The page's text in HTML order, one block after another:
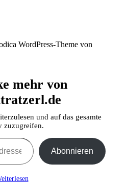
WordPress-Theme von
mehr von
und auf das gesamte
zuzugreifen.
Abonnieren